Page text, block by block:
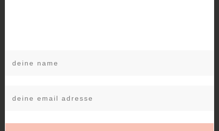
Bullet Journaling